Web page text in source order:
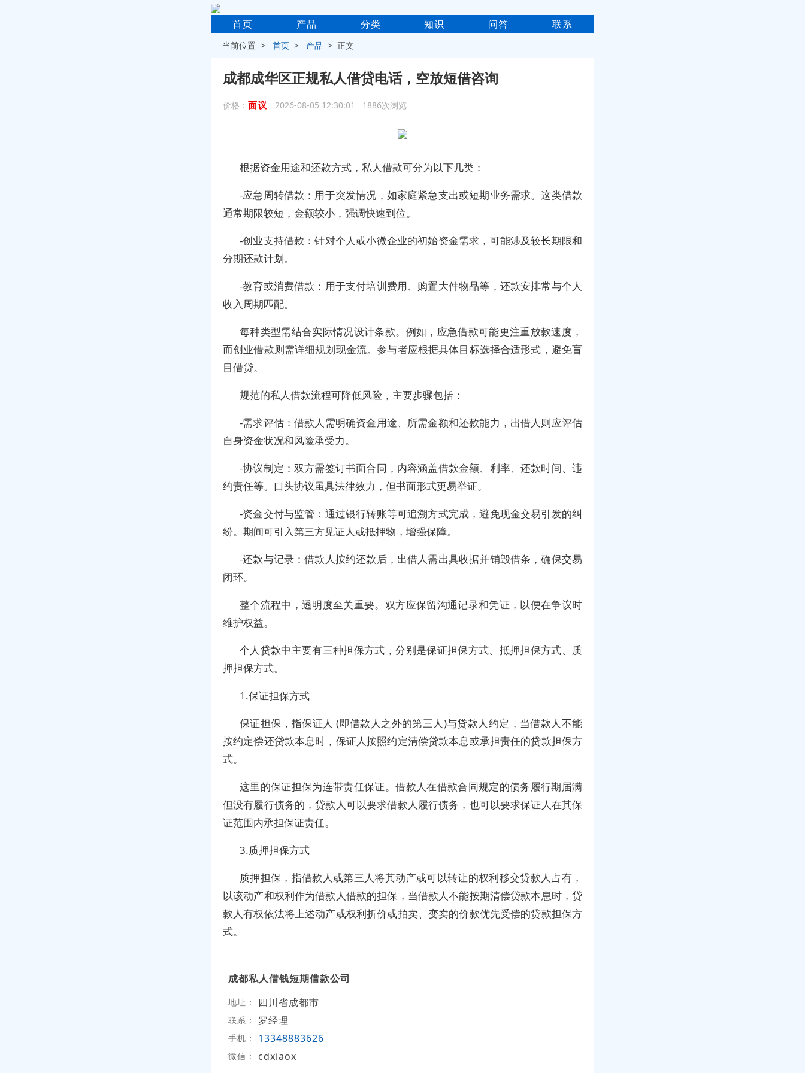
首页 产品 分类 知识 问答 联系
当前位置 >首页 > 产品 > 正文
成都成华区正规私人借贷电话，空放短借咨询
价格： 面议 2026-08-05 12:30:01 1886次浏览
根据资金用途和还款方式，私人借款可分为以下几类：
-应急周转借款：用于突发情况，如家庭紧急支出或短期业务需求。这类借款
通常期限较短，金额较小，强调快速到位。
-创业支持借款：针对个人或小微企业的初始资金需求，可能涉及较长期限和
分期还款计划。
-教育或消费借款：用于支付培训费用、购置大件物品等，还款安排常与个人
收入周期匹配。
每种类型需结合实际情况设计条款。例如，应急借款可能更注重放款速度，
而创业借款则需详细规划现金流。参与者应根据具体目标选择合适形式，避免盲
目借贷。
规范的私人借款流程可降低风险，主要步骤包括：
-需求评估：借款人需明确资金用途、所需金额和还款能力，出借人则应评估
自身资金状况和风险承受力。
-协议制定：双方需签订书面合同，内容涵盖借款金额、利率、还款时间、违
约责任等。口头协议虽具法律效力，但书面形式更易举证。
-资金交付与监管：通过银行转账等可追溯方式完成，避免现金交易引发的纠
纷。期间可引入第三方见证人或抵押物，增强保障。
-还款与记录：借款人按约还款后，出借人需出具收据并销毁借条，确保交易
闭环。
整个流程中，透明度至关重要。双方应保留沟通记录和凭证，以便在争议时
维护权益。
个人贷款中主要有三种担保方式，分别是保证担保方式、抵押担保方式、质
押担保方式。
1.保证担保方式
保证担保，指保证人 (即借款人之外的第三人)与贷款人约定，当借款人不能
按约定偿还贷款本息时，保证人按照约定清偿贷款本息或承担责任的贷款担保方
式。
这里的保证担保为连带责任保证。借款人在借款合同规定的债务履行期届满
但没有履行债务的，贷款人可以要求借款人履行债务，也可以要求保证人在其保
证范围内承担保证责任。
3.质押担保方式
质押担保，指借款人或第三人将其动产或可以转让的权利移交贷款人占有，
以该动产和权利作为借款人借款的担保，当借款人不能按期清偿贷款本息时，贷
款人有权依法将上述动产或权利折价或拍卖、变卖的价款优先受偿的贷款担保方
式。
成都私人借钱短期借款公司
地址： 四川省成都市
联系： 罗经理
手机： 13348883626
微信： cdxiaox